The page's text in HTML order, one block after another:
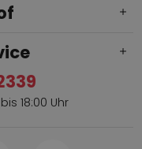
18:00 Uhr